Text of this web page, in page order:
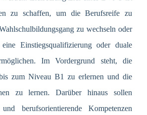
zu schaffen, um die Berufsreife zu
zu wechseln oder
Einstiegsqualifizierung oder duale
Im Vordergrund steht, die
zum Niveau B1 zu erlernen und die
zu lernen. Darüber hinaus sollen
berufsorientierende Kompetenzen